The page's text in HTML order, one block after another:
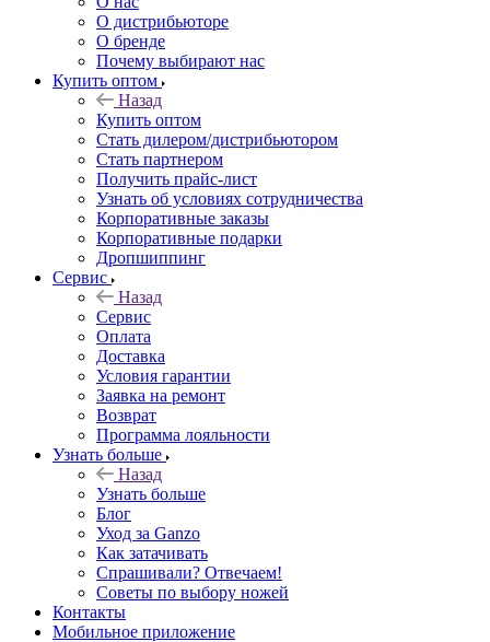
О дистрибьюторе
О бренде
Почему выбирают нас
Купить оптом
Назад
Купить оптом
Стать дилером/дистрибьютором
Стать партнером
Получить прайс-лист
Узнать об условиях сотрудничества
Корпоративные заказы
Корпоративные подарки
Дропшиппинг
Сервис
Назад
Сервис
Оплата
Доставка
Условия гарантии
Заявка на ремонт
Возврат
Программа лояльности
Узнать больше
Назад
Узнать больше
Блог
Уход за Ganzo
Как затачивать
Спрашивали? Отвечаем!
Советы по выбору ножей
Контакты
Мобильное приложение